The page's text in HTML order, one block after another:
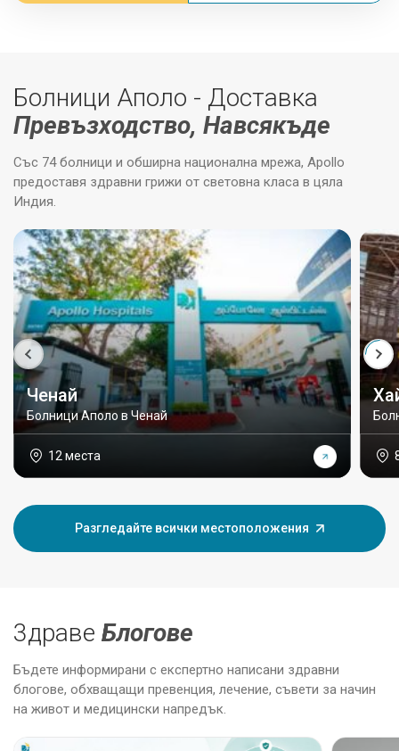
Болници Аполо - Доставка
Превъзходство, Навсякъде
Със 74 болници и обширна национална мрежа, Apollo
предоставя здравни грижи от световна класа в цяла
Индия.
Ченай
Болници Аполо в Ченай
12 места
Разгледайте всички местоположения
3драве Блогове
Бъдете информирани с експертно написани здравни
блогове, обхващащи превенция, лечение, съвети за начин
на живот и медицински напредък.